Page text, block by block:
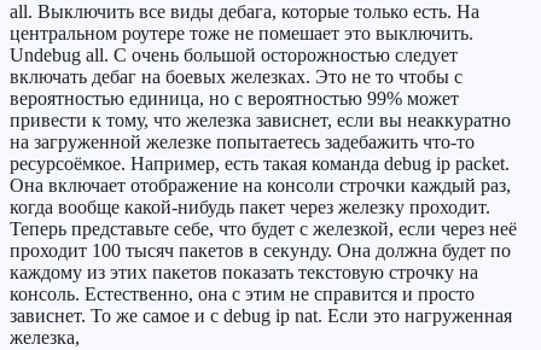
all. Выключить все виды дебага, которые только есть. На
центральном роутере тоже не помешает это выключить.
Undebug all. С очень большой осторожностью следует
включать дебаг на боевых железках. Это не то чтобы с
вероятностью единица, но с вероятностью 99% может
привести к тому, что железка зависнет, если вы неаккуратно
на загруженной железке попытаетесь задебажить что-то
ресурсоёмкое. Например, есть такая команда debug ip packet.
Она включает отображение на консоли строчки каждый раз,
когда вообще какой-нибудь пакет через железку проходит.
Теперь представьте себе, что будет с железкой, если через неё
проходит 100 тысяч пакетов в секунду. Она должна будет по
каждому из этих пакетов показать текстовую строчку на
консоль. Естественно, она с этим не справится и просто
зависнет. То же самое и с debug ip nat. Если это нагруженная
железка,